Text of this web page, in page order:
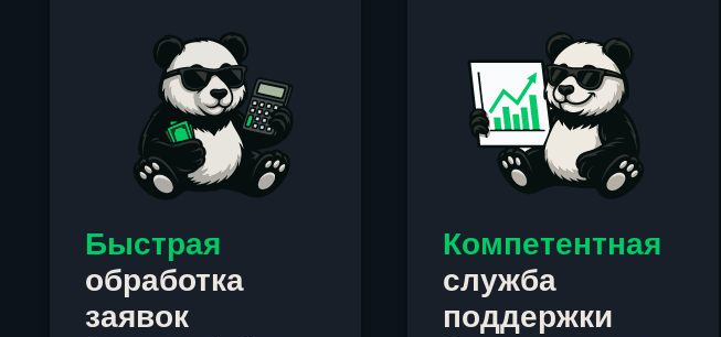
Быстрая
обработка
заявок
Компетентная
служба
поддержки